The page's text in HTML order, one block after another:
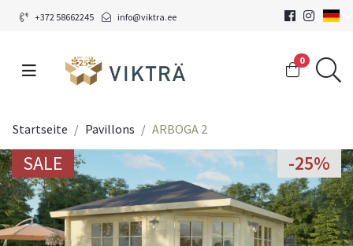
+372 58662245 info@viktra.ee
0
Startseite Pavillons ARBOGA 2
SALE -25%